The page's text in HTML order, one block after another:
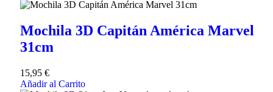
Mochila 3D Capitán América Marvel
31cm
15,95 €
Añadir al Carrito